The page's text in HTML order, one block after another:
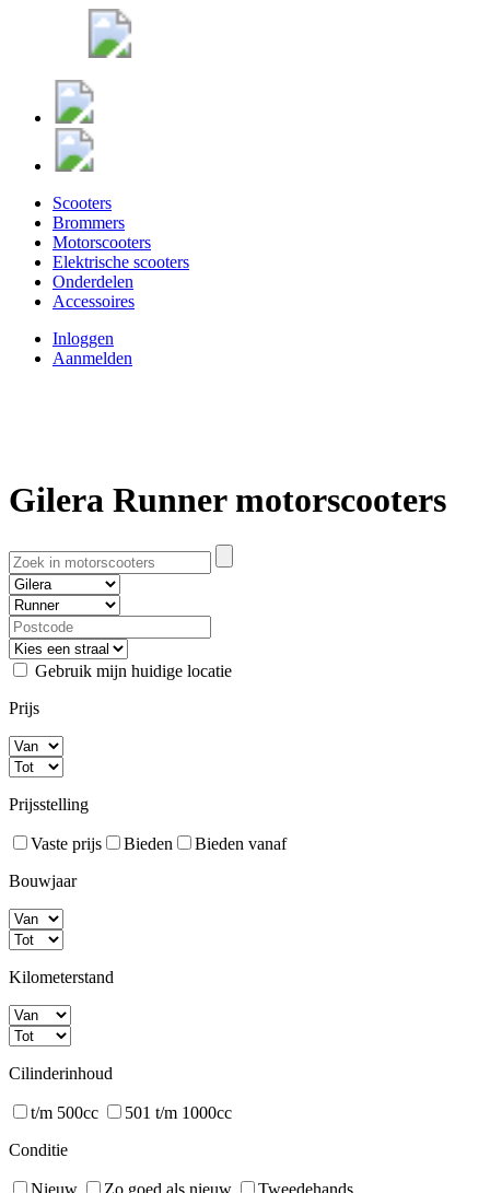
Scooters
Brommers
Motorscooters
Elektrische scooters
Onderdelen
Accessoires
Inloggen
Aanmelden
Gilera Runner motorscooters
Gebruik mijn huidige locatie
Prijs
Prijsstelling
Vaste prijs Bieden
Bieden vanaf
Bouwjaar
Kilometerstand
Cilinderinhoud
t/m 500cc
501 t/m 1000cc
Conditie
Nieuw Zo goed als nieuw
Tweedehands